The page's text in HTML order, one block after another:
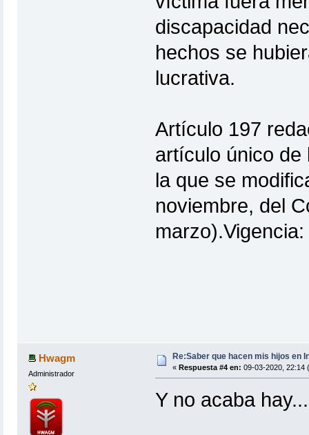
discapacidad
hechos se
lucrativa.
Artículo 197
artículo único de
la que se
noviembre, del
Hwagm
Administrador
Re:Saber que hacen mis hijos en
« Respuesta #4 en: 09-03-2020, 22:14
Y no acaba